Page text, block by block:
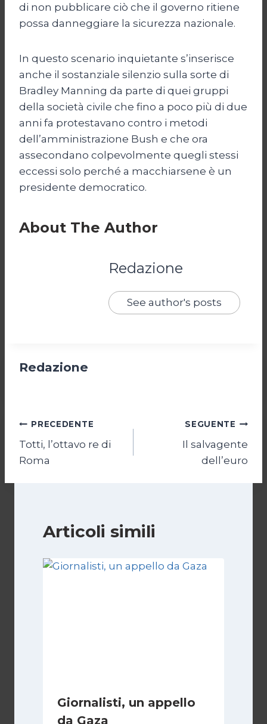
di non pubblicare ciò che il governo ritiene
possa danneggiare la sicurezza nazionale.
In questo scenario inquietante s’inserisce
anche il sostanziale silenzio sulla sorte di
Bradley Manning da parte di quei gruppi
della società civile che fino a poco più di due
anni fa protestavano contro i metodi
dell’amministrazione Bush e che ora
assecondano colpevolmente quegli stessi
eccessi solo perché a macchiarsene è un
presidente democratico.
About The Author
Redazione
See author's posts
Redazione
Navigazione
articoli
PRECEDENTE
Totti, l’ottavo re di
Roma
SEGUENTE
Il salvagente
dell’euro
Articoli simili
Giornalisti, un appello
da Gaza